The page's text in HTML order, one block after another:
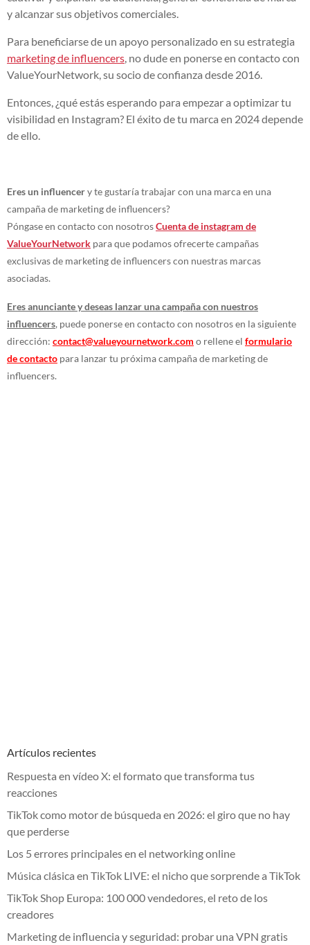
y alcanzar sus objetivos comerciales.
Para beneficiarse de un apoyo personalizado en su estrategia
marketing de influencers , no dude en ponerse en contacto con
ValueYourNetwork, su socio de confianza desde 2016.
Entonces, ¿qué estás esperando para empezar a optimizar tu
visibilidad en Instagram? El éxito de tu marca en 2024 depende
de ello.
Eres un influencery te gustaría trabajar con una marca en una
campaña de marketing de influencers?
Póngase en contacto con nosotrosCuenta de instagram de
ValueYourNetwork para que podamos ofrecerte campañas
exclusivas de marketing de influencers con nuestras marcas
asociadas.
Eres anunciante y deseas lanzar una campaña con nuestros
influencers, puede ponerse en contacto con nosotros en la siguiente
dirección: contact@valueyournetwork.com o rellene el formulario
de contacto para lanzar tu próxima campaña de marketing de
influencers.
Artículos recientes
Respuesta en vídeo X: el formato que transforma tus
reacciones
TikTok como motor de búsqueda en 2026: el giro que no hay
que perderse
Los 5 errores principales en el networking online
Música clásica en TikTok LIVE: el nicho que sorprende a TikTok
TikTok Shop Europa: 100 000 vendedores, el reto de los
creadores
Marketing de influencia y seguridad: probar una VPN gratis